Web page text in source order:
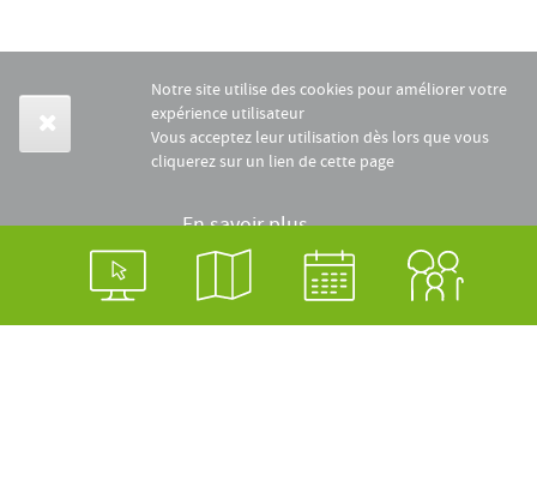
Notre site utilise des cookies pour améliorer votre
expérience utilisateur
Vous acceptez leur utilisation dès lors que vous
cliquerez sur un lien de cette page
En savoir plus